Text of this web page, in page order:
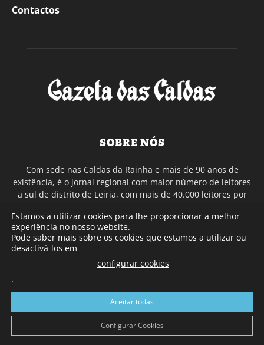
Contactos
SOBRE NÓS
Com sede nas Caldas da Rainha e mais de 90 anos de
existência, é o jornal regional com maior número de leitores
a sul de distrito de Leiria, com mais de 40.000 leitores por
Continental e assinatura online.
SIGA-NOS
© Gazeta das Caldas - 2026
Estamos a utilizar cookies para lhe proporcionar a melhor
experiência no nosso website.
Pode saber mais sobre os cookies que estamos a utilizar ou
desactivá-los em
configurar cookies
.
Aceitar todas
Configurar Cookies